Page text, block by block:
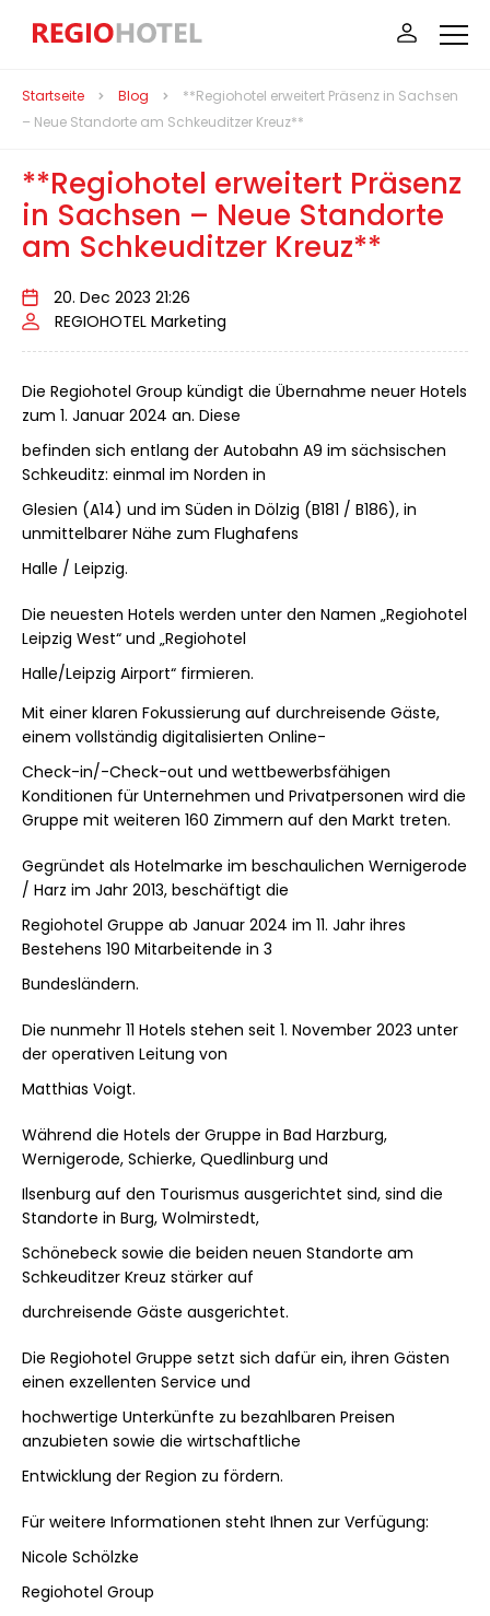
Startseite Blog
**Regiohotel erweitert Präsenz in Sachsen
– Neue Standorte am Schkeuditzer Kreuz**
**Regiohotel erweitert Präsenz
in Sachsen – Neue Standorte
am Schkeuditzer Kreuz**
20. Dec 2023 21:26
REGIOHOTEL Marketing
Die Regiohotel Group kündigt die Übernahme neuer Hotels
zum 1. Januar 2024 an. Diese
befinden sich entlang der Autobahn A9 im sächsischen
Schkeuditz: einmal im Norden in
Glesien (A14) und im Süden in Dölzig (B181 / B186), in
unmittelbarer Nähe zum Flughafens
Halle / Leipzig.
Die neuesten Hotels werden unter den Namen „Regiohotel
Leipzig West“ und „Regiohotel
Halle/Leipzig Airport“ firmieren.
Mit einer klaren Fokussierung auf durchreisende Gäste,
einem vollständig digitalisierten Online-
Check-in/-Check-out und wettbewerbsfähigen
Konditionen für Unternehmen und Privatpersonen wird die
Gruppe mit weiteren 160 Zimmern auf den Markt treten.
Gegründet als Hotelmarke im beschaulichen Wernigerode
/ Harz im Jahr 2013, beschäftigt die
Regiohotel Gruppe ab Januar 2024 im 11. Jahr ihres
Bestehens 190 Mitarbeitende in 3
Bundesländern.
Die nunmehr 11 Hotels stehen seit 1. November 2023 unter
der operativen Leitung von
Matthias Voigt.
Während die Hotels der Gruppe in Bad Harzburg,
Wernigerode, Schierke, Quedlinburg und
Ilsenburg auf den Tourismus ausgerichtet sind, sind die
Standorte in Burg, Wolmirstedt,
Schönebeck sowie die beiden neuen Standorte am
Schkeuditzer Kreuz stärker auf
durchreisende Gäste ausgerichtet.
Die Regiohotel Gruppe setzt sich dafür ein, ihren Gästen
einen exzellenten Service und
hochwertige Unterkünfte zu bezahlbaren Preisen
anzubieten sowie die wirtschaftliche
Entwicklung der Region zu fördern.
Für weitere Informationen steht Ihnen zur Verfügung:
Nicole Schölzke
Regiohotel Group